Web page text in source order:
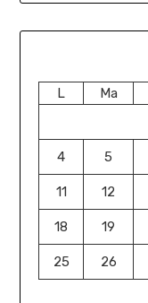
L Ma
4 5
11 12
18 19
25 26